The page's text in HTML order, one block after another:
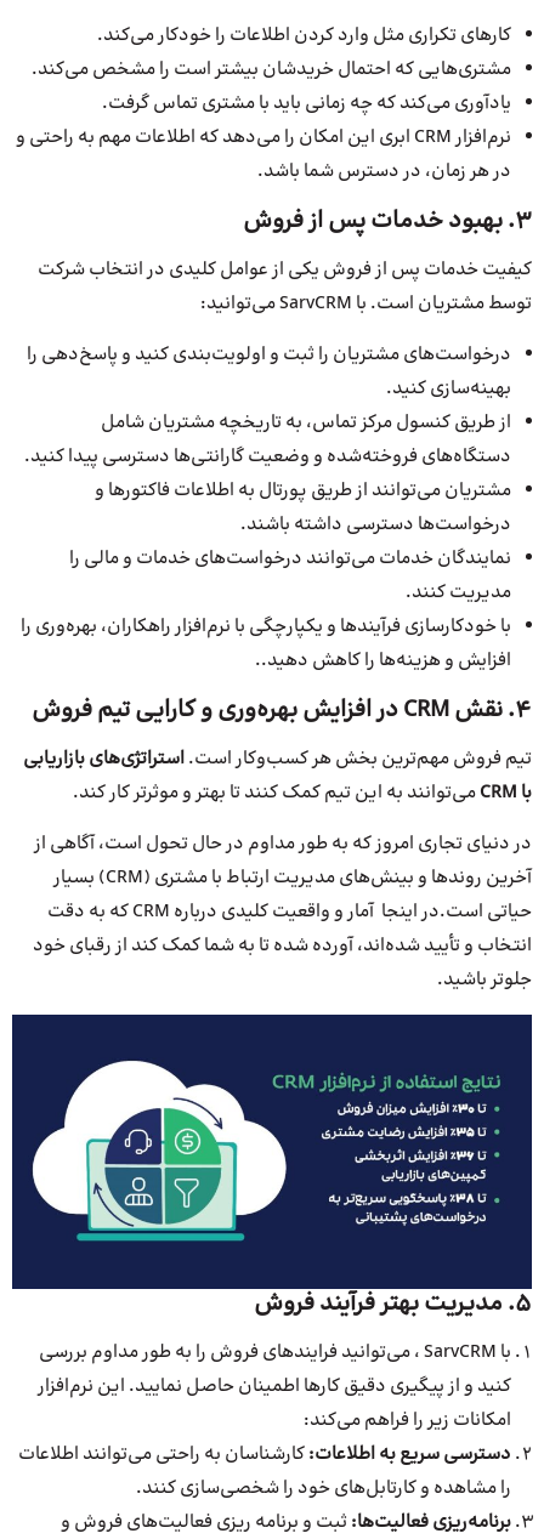
کارهای تکراری مثل وارد کردن اطلاعات را خودکار می‌کند.
مشتری‌هایی که احتمال خریدشان بیشتر است را مشخص می‌کند.
یادآوری می‌کند که چه زمانی باید با مشتری تماس گرفت.
نرم‌افزار CRM ابری این امکان را می‌دهد که اطلاعات مهم به ‌راحتی و
در هر زمان، در دسترس شما باشد.
3. بهبود خدمات پس از فروش
کیفیت خدمات پس از فروش یکی از عوامل کلیدی در انتخاب شرکت
توسط مشتریان است. با SarvCRM می‌توانید:
درخواست‌های مشتریان را ثبت و اولویت‌بندی کنید و پاسخ‌دهی را
بهینه‌سازی کنید.
از طریق کنسول مرکز تماس، به تاریخچه مشتریان شامل
دستگاه‌های فروخته‌شده و وضعیت گارانتی‌ها دسترسی پیدا کنید.
مشتریان می‌توانند از طریق پورتال به اطلاعات فاکتورها و
درخواست‌ها دسترسی داشته باشند.
نمایندگان خدمات می‌توانند درخواست‌های خدمات و مالی را
مدیریت کنند.
با خودکارسازی فرآیندها و یکپارچگی با نرم‌افزار راهکاران، بهره‌وری را
افزایش و هزینه‌ها را کاهش دهید..
4. نقش CRM در افزایش بهره‌وری و کارایی تیم فروش
تیم فروش مهم‌ترین بخش هر کسب‌وکار است.استراتژیهای بازاریابی
با CRMمی‌توانند به این تیم کمک کنند تا بهتر و موثرتر کار کند.
در دنیای تجاری امروز که به ‌طور مداوم در حال تحول است، آگاهی از
آخرین روندها و بینش‌های مدیریت ارتباط با مشتری (CRM) بسیار
حیاتی است.در اینجا آمار و واقعیت کلیدی درباره CRM که به دقت
انتخاب و تأیید شده‌اند، آورده شده تا به شما کمک کند از رقبای خود
جلوتر باشید.
5. مدیریت بهتر فرآیند فروش
با SarvCRM ، می‌توانید فرایندهای فروش را به ‌طور مداوم بررسی
کنید و از پیگیری دقیق کارها اطمینان حاصل نمایید. این نرم‌افزار
امکانات زیر را فراهم می‌کند:
دسترسی سریع به اطلاعات:کارشناسان به‌ راحتی می‌توانند اطلاعات
را مشاهده و کارتابل‌های خود را شخصی‌سازی کنند.
برنامه‌ریزی فعالیت‌ها: ثبت و برنامه‌ ریزی فعالیت‌های فروش و